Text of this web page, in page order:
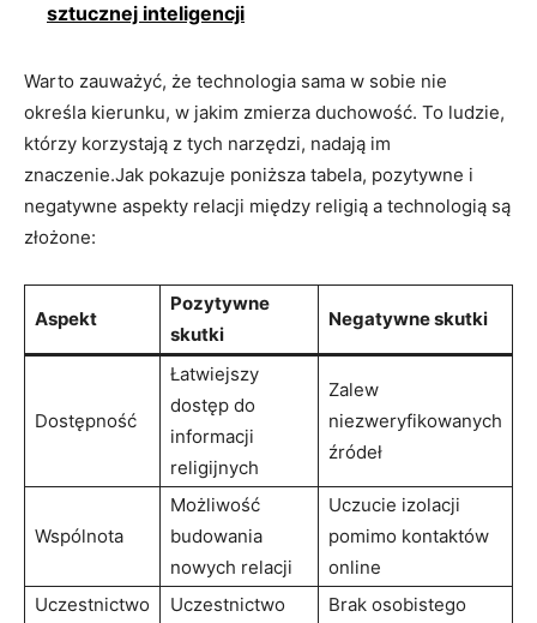
sztucznej inteligencji
Warto zauważyć, że technologia sama w sobie nie
określa kierunku, w jakim zmierza duchowość. To ludzie,
którzy korzystają z tych narzędzi, nadają im
znaczenie.Jak pokazuje poniższa tabela, pozytywne i
negatywne aspekty relacji między religią a technologią są
złożone:
Aspekt
Pozytywne
skutki
Negatywne skutki
Dostępność
Łatwiejszy
dostęp do
informacji
religijnych
Zalew
niezweryfikowanych
źródeł
Wspólnota
Możliwość
budowania
nowych relacji
Uczucie izolacji
pomimo kontaktów
online
Uczestnictwo
Uczestnictwo
Brak osobistego